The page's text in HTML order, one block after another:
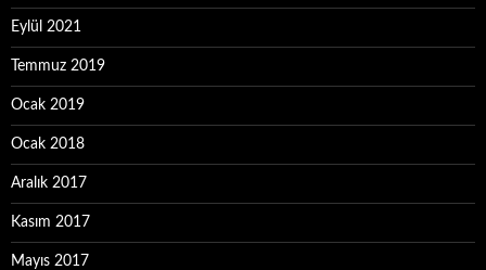
Eylül 2021
Temmuz 2019
Ocak 2019
Ocak 2018
Aralık 2017
Kasım 2017
Mayıs 2017